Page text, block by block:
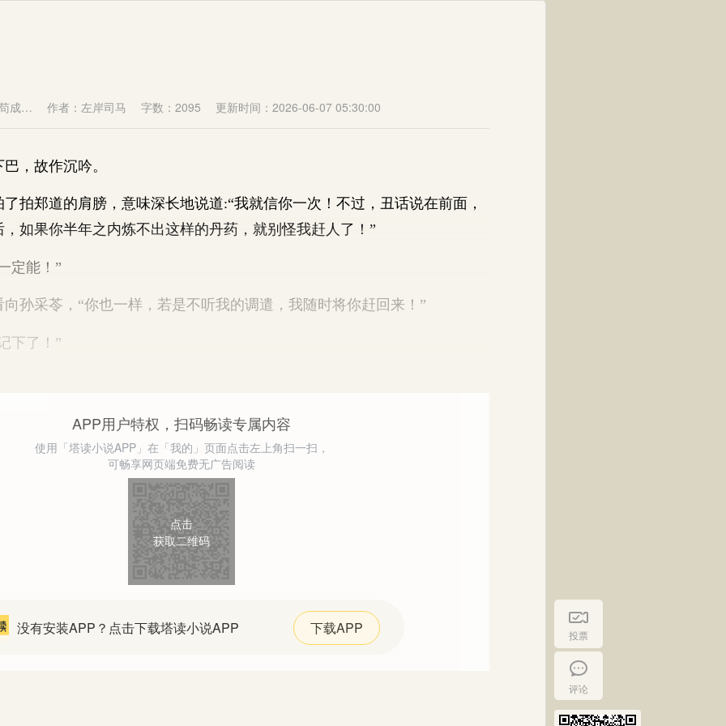
投票
评论
成… 作者：左岸司马 字数：2095 更新时间：2026-06-07 05:30:00
故作沉吟。
郑道的肩膀，意味深长地说道:“我就信你一次！不过，丑话说在前面，
如果你半年之内炼不出这样的丹药，就别怪我赶人了！”
能！”
采苓，“你也一样，若是不听我的调遣，我随时将你赶回来！”
了！”
APP用户特权，扫码畅读专属内容
使用「塔读小说APP」在「我的」页面点击左上角扫一扫，
可畅享网页端免费无广告阅读
点击
获取二维码
没有安装APP？点击下载塔读小说APP 下载APP